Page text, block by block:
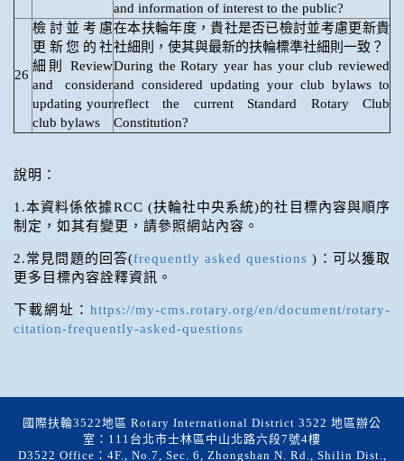
and information of interest to the public?
26
檢討並考慮
更新您的社
細則 Review
and consider
updating your
club bylaws
在本扶輪年度，貴社是否已檢討並考慮更新貴
社細則，使其與最新的扶輪標準社細則一致？
During the Rotary year has your club reviewed
and considered updating your club bylaws to
reflect the current Standard Rotary Club
Constitution?
說明：
1.本資料係依據RCC (扶輪社中央系統)的社目標內容與順序
制定，如其有變更，請參照網站內容。
2.常見問題的回答(frequently asked questions)：可以獲取
更多目標內容詮釋資訊。
下載網址： https://my-cms.rotary.org/en/document/rotary-
citation-frequently-asked-questions
國際扶輪3522地區 Rotary International District 3522 地區辦公
室：111台北市士林區中山北路六段7號4樓
D3522 Office：4F., No.7, Sec. 6, Zhongshan N. Rd., Shilin Dist.,